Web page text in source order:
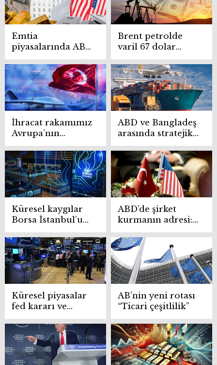
Emtia
piyasalarında ABD
verileri belirleyici
oldu
Brent petrolde
varil 67 dolar
seviyesinde
İhracat rakamımız
Avrupa’nın
toplam yatırım
hacmini geride
bıraktı
ABD ve Bangladeş
arasında stratejik
ticaret hattı:
Gümrüklerde
indirim dönemi
Küresel kaygılar
Borsa İstanbul’u
baskılıyor
ABD’de şirket
kurmanın adresi:
Türk girişimciler
Delaware ve
Wyoming’e
yöneliyor
Küresel piyasalar
fed kararı ve
jeopolitik
risklerin
gölgesinde
AB’nin yeni rotası
“Ticari çeşitlilik”